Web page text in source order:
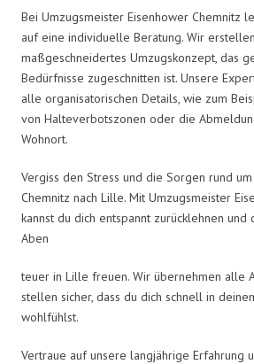
Bei Umzugsmeister Eisenhower Chemnitz
auf eine individuelle Beratung. Wir
maßgeschneidertes Umzugskonzept, das
Bedürfnisse zugeschnitten ist. Unsere
alle organisatorischen Details, wie zum
von Halteverbotszonen oder die
Wohnort.
Vergiss den Stress und die Sorgen rund
Chemnitz nach Lille. Mit Umzugsmeister
kannst du dich entspannt zurücklehnen und
Aben
teuer in Lille freuen. Wir übernehmen alle
stellen sicher, dass du dich schnell in
wohlfühlst.
Vertraue auf unsere langjährige Erfahrung